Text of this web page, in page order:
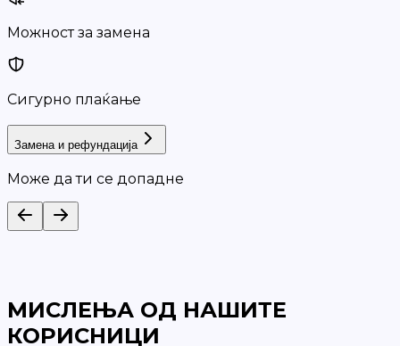
Можност за замена
Сигурно плаќање
Замена и рефундација
Може да ти се допадне
МИСЛЕЊА ОД НАШИТЕ
КОРИСНИЦИ